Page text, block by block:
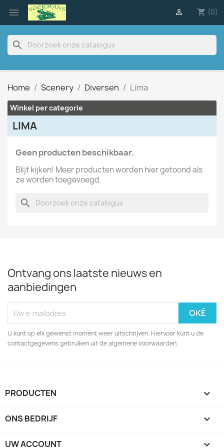
 shopping_cart (0)

search
Home Scenery Diversen Lima
Winkel per categorie
LIMA
Geen producten beschikbaar.
Blijf kijken! Meer producten worden hier getoond als
ze worden toegevoegd.
search
Ontvang ons laatste nieuws en
aanbiedingen
U kunt op elk gewenst moment weer uitschrijven. Hiervoor kunt u de
contactgegevens gebruiken uit de algemene voorwaarden.
PRODUCTEN 
ONS BEDRIJF 
UW ACCOUNT 